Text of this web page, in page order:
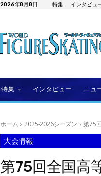
2026年8月8日 特集 インタビュ
特集 インタビュー ニュ
ホーム 2025-2026シーズン 第75
大会情報
第75回全国高